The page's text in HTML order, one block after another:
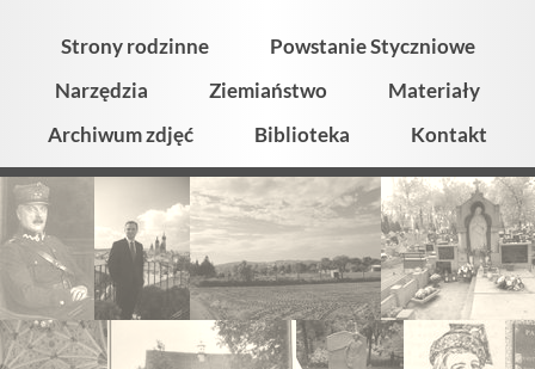
Strony rodzinne
Powstanie Styczniowe
Narzędzia
Ziemiaństwo
Materiały
Archiwum zdjęć
Biblioteka Kontakt